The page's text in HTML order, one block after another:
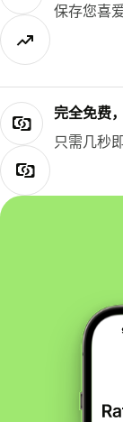
保存您喜
完全免费
只需几秒